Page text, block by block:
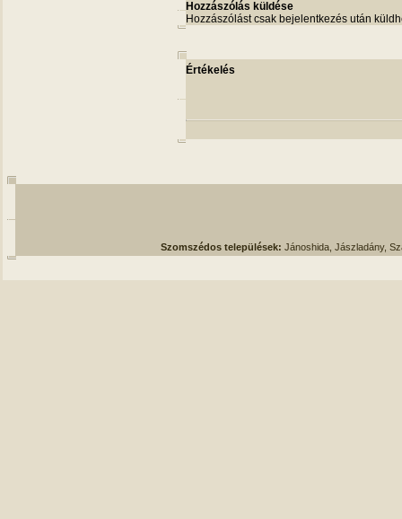
Hozzászólás küldése
Hozzászólást csak bejelentkezés után
Értékelés
Szomszédos települések: Jánoshida, Jászladány,